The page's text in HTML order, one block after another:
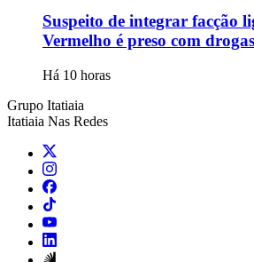
Suspeito de integrar facção
Vermelho é preso com
Há 10 horas
Grupo Itatiaia
Itatiaia Nas Redes